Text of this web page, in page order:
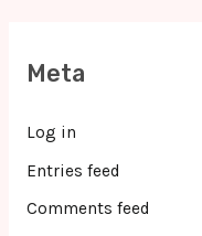
Meta
Log in
Entries feed
Comments feed